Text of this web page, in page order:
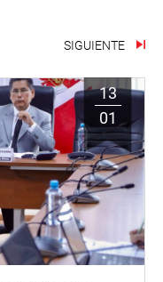
SIGUIENTE
13
01